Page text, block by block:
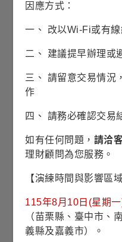
股份/級別發行日
風險等級
波動風險
對應指數
High
最高手續費
因應方式：
一、 改以Wi-Fi或有線
二、 建議提早辦理或
三、 請留意交易情況
作
四、 請務必確認交易
如有任何問題， 請洽
理財顧問為您服務。
【演練時間與影響區域
115年8月10日(星期
（苗栗縣、臺中市、
義縣及嘉義市）。